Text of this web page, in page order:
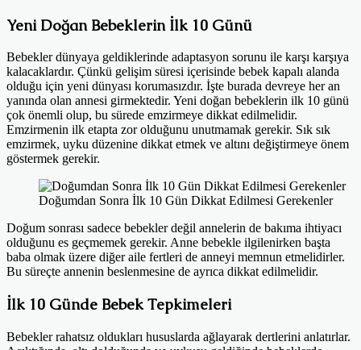
Yeni Doğan Bebeklerin İlk 10 Günü
Bebekler dünyaya geldiklerinde adaptasyon sorunu ile karşı karşıya
kalacaklardır. Çünkü gelişim süresi içerisinde bebek kapalı alanda
olduğu için yeni dünyası korumasızdır. İşte burada devreye her an
yanında olan annesi girmektedir. Yeni doğan bebeklerin ilk 10 günü
çok önemli olup, bu sürede emzirmeye dikkat edilmelidir.
Emzirmenin ilk etapta zor olduğunu unutmamak gerekir. Sık sık
emzirmek, uyku düzenine dikkat etmek ve altını değiştirmeye önem
göstermek gerekir.
Doğumdan Sonra İlk 10 Gün Dikkat Edilmesi Gerekenler
Doğum sonrası sadece bebekler değil annelerin de bakıma ihtiyacı
olduğunu es geçmemek gerekir. Anne bebekle ilgilenirken başta
baba olmak üzere diğer aile fertleri de anneyi memnun etmelidirler.
Bu süreçte annenin beslenmesine de ayrıca dikkat edilmelidir.
İlk 10 Günde Bebek Tepkimeleri
Bebekler rahatsız oldukları hususlarda ağlayarak dertlerini anlatırlar.